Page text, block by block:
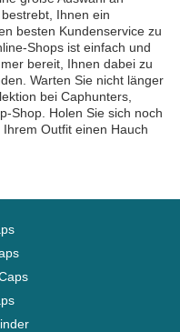
Ihnen ein
besten Kundenservice zu
Shops ist einfach und
bereit, Ihnen dabei zu
Warten Sie nicht länger
bei Caphunters,
Shop. Holen Sie sich noch
Outfit einen Hauch